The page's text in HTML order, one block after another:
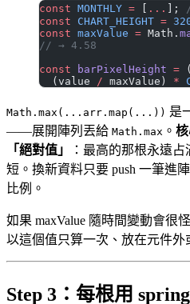
const MONTHLY = ... ];
const CHART_HEIGHT =
const maxValue = Math.
// → 4.58
const barPixelHeight = (
  (value
/ maxValue) *
Math.max(...arr.map(...)) 是
——展開陣列丟給 Math.max 。
「絕對值」
：最高的那根永遠
短。換新資料只要 push 一筆進
比例。
如果 maxValue 隨時間變動會很
以這個值只算一次、放在元件外
Step 3：每根用